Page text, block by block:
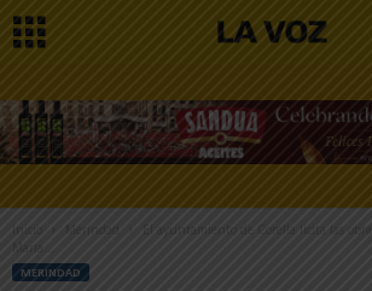
Inicio
El ayuntamiento de Corella licita las
María...
MERINDAD